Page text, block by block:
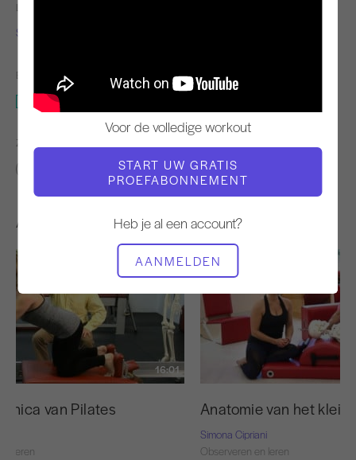
Voor de volledige workout
START UW GRATIS
PROEFABONNEMENT
Heb je al een account?
AANMELDEN
LERAAR
Simona Cipriani
BENODIGDE APPARATUUR
Mat met magische cirkel
ZOEK VERGELIJKBARE LESSEN VOOR
40 - 50 min Mat met magische cirkel
Andere workouts die je misschien leuk vindt
16:01
van Pilates
leren
Anatomie van het
Simona Cipriani
Observeren en leren